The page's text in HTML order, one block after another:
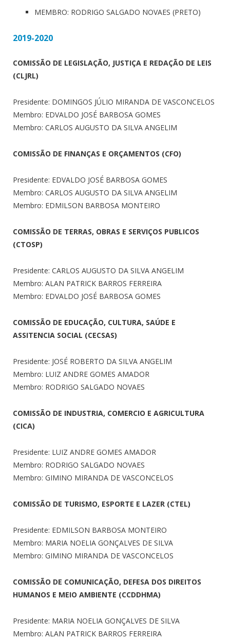
MEMBRO: RODRIGO SALGADO NOVAES (PRETO)
2019-2020
COMISSÃO DE LEGISLAÇÃO, JUSTIÇA E REDAÇÃO DE LEIS
(CLJRL)
Presidente: DOMINGOS JÚLIO MIRANDA DE VASCONCELOS
Membro: EDVALDO JOSÉ BARBOSA GOMES
Membro: CARLOS AUGUSTO DA SILVA ANGELIM
COMISSÃO DE FINANÇAS E ORÇAMENTOS (CFO)
Presidente: EDVALDO JOSÉ BARBOSA GOMES
Membro: CARLOS AUGUSTO DA SILVA ANGELIM
Membro: EDMILSON BARBOSA MONTEIRO
COMISSÃO DE TERRAS, OBRAS E SERVIÇOS PUBLICOS
(CTOSP)
Presidente: CARLOS AUGUSTO DA SILVA ANGELIM
Membro: ALAN PATRICK BARROS FERREIRA
Membro: EDVALDO JOSÉ BARBOSA GOMES
COMISSÃO DE EDUCAÇÃO, CULTURA, SAÚDE E
ASSITENCIA SOCIAL (CECSAS)
Presidente: JOSÉ ROBERTO DA SILVA ANGELIM
Membro: LUIZ ANDRE GOMES AMADOR
Membro: RODRIGO SALGADO NOVAES
COMISSÃO DE INDUSTRIA, COMERCIO E AGRICULTURA
(CICA)
Presidente: LUIZ ANDRE GOMES AMADOR
Membro: RODRIGO SALGADO NOVAES
Membro: GIMINO MIRANDA DE VASCONCELOS
COMISSÃO DE TURISMO, ESPORTE E LAZER (CTEL)
Presidente: EDMILSON BARBOSA MONTEIRO
Membro: MARIA NOELIA GONÇALVES DE SILVA
Membro: GIMINO MIRANDA DE VASCONCELOS
COMISSÃO DE COMUNICAÇÃO, DEFESA DOS DIREITOS
HUMANOS E MEIO AMBIENTE (CCDDHMA)
Presidente: MARIA NOELIA GONÇALVES DE SILVA
Membro: ALAN PATRICK BARROS FERREIRA